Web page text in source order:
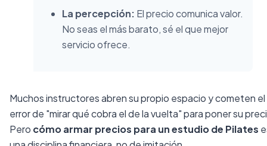
La percepción: El precio comunica valor.
No seas el más barato, sé el que mejor
servicio ofrece.
Muchos instructores abren su propio espacio y cometen el
error de "mirar qué cobra el de la vuelta" para poner su
Pero cómo armar precios para un estudio de Pilates